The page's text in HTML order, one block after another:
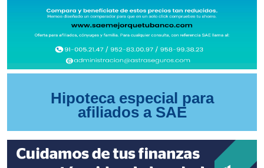
Hipoteca especial para
afiliados a SAE